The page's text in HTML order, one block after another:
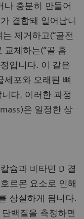
나 충분히 만들어
결합돼 일어납니
제거하고(“골전
교체하는(“골 흡
입니다. 이 같은
세포와 오래된 뼈
다. 이러한 과정
은 일정한 상
슘과 비타민 D 결
르몬 요소로 인해
상실하게 됩니다.
백질을 측정하면